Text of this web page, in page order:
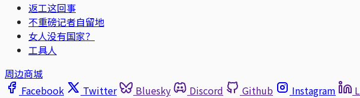
返工这回事
不重磅记者自留地
女人没有国家？
工具人
周边商城
Facebook
Twitter Bluesky Discord Github Instagram